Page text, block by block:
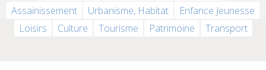
Assainissement
Urbanisme, Habitat
Enfance Jeunesse
Loisirs
Culture Tourisme Patrimoine Transport